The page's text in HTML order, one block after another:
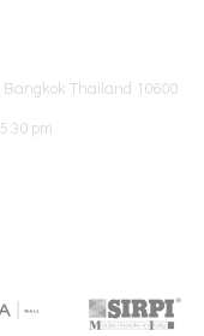
Thailand 10600
pm